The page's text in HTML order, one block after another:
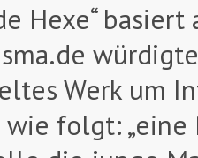
Hexe“
Werk um
folgt: